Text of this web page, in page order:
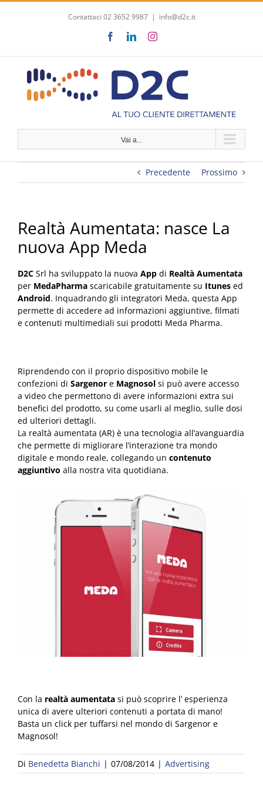
Salta
Contattaci 02 3652 9987 | info@d2c.it
FacebookLinkedInInstagram
Vai a...
Precedente Prossimo
Realtà Aumentata: nasce La
nuova App Meda
D2C Srl ha sviluppato la nuova App di Realtà Aumentata
per MedaPharma scaricabile gratuitamente su Itunes ed
Android. Inquadrando gli integratori Meda, questa App
permette di accedere ad informazioni aggiuntive, filmati
e contenuti multimediali sui prodotti Meda Pharma.
Riprendendo con il proprio dispositivo mobile le
confezioni di Sargenor e Magnosol si può avere accesso
a video che permettono di avere informazioni extra sui
benefici del prodotto, su come usarli al meglio, sulle dosi
ed ulteriori dettagli.
La realtà aumentata (AR) è una tecnologia all’avanguardia
che permette di migliorare l’interazione tra mondo
digitale e mondo reale, collegando un contenuto
aggiuntivo alla nostra vita quotidiana.
Con la realtà aumentata si può scoprire l’ esperienza
unica di avere ulteriori contenuti a portata di mano!
Basta un click per tuffarsi nel mondo di Sargenor e
Magnosol!
Di Benedetta Bianchi | 07/08/2014 | Advertising